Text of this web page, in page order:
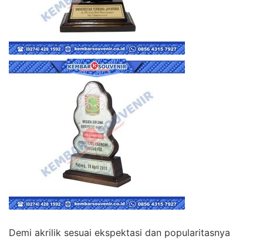
Demi akrilik sesuai ekspektasi dan popularitasnya